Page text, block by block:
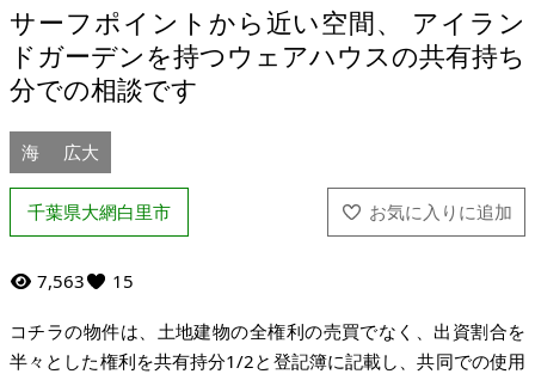
サーフポイントから近い空間、 アイラン
ドガーデンを持つウェアハウスの共有持ち
分での相談です
海 広大
千葉県大網白里市
7,563 15
コチラの物件は、土地建物の全権利の売買でなく、出資割合を
半々とした権利を共有持分1/2と登記簿に記載し、共同での使用